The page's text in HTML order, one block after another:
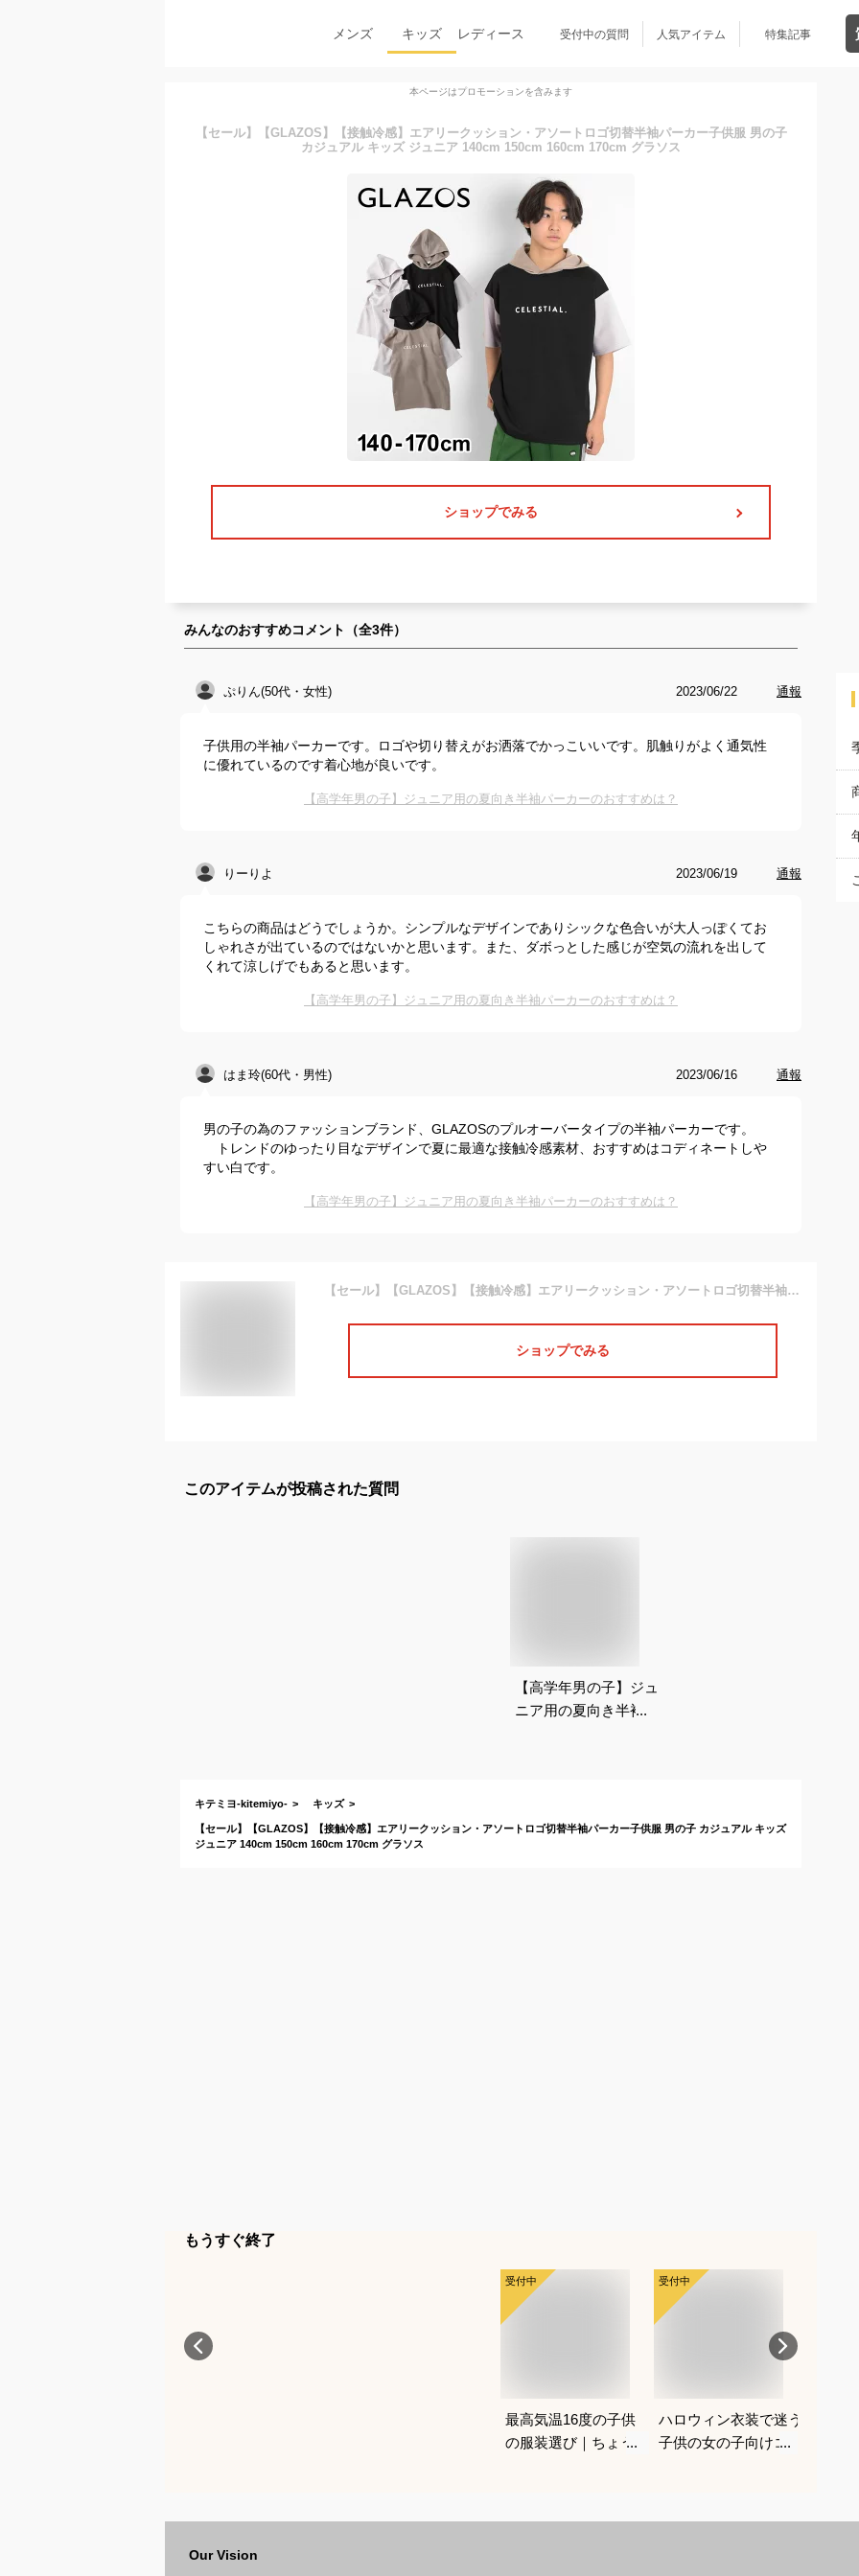
メンズ キッズ レディース 受付中の質問 人気アイテム 特集記事
本ページはプロモーションを含みます
【セール】【GLAZOS】【接触冷感】エアリークッション・アソートロゴ切替半袖パーカー子供服 男の子
カジュアル キッズ ジュニア 140cm 150cm 160cm 170cm グラソス
ショップでみる
みんなのおすすめコメント（全3件）
ぷりん(50代・女性) 2023/06/22 通報
子供用の半袖パーカーです。ロゴや切り替えがお洒落でかっこいいです。肌触りがよく通気性
に優れているのです着心地が良いです。
【高学年男の子】ジュニア用の夏向き半袖パーカーのおすすめは？
りーりよ 2023/06/19 通報
こちらの商品はどうでしょうか。シンプルなデザインでありシックな色合いが大人っぽくてお
しゃれさが出ているのではないかと思います。また、ダボっとした感じが空気の流れを出して
くれて涼しげでもあると思います。
【高学年男の子】ジュニア用の夏向き半袖パーカーのおすすめは？
はま玲(60代・男性) 2023/06/16 通報
男の子の為のファッションブランド、GLAZOSのプルオーバータイプの半袖パーカーです。
トレンドのゆったり目なデザインで夏に最適な接触冷感素材、おすすめはコディネートしや
すい白です。
【高学年男の子】ジュニア用の夏向き半袖パーカーのおすすめは？
【セール】【GLAZOS】【接触冷感】エアリークッション・アソートロゴ切替半袖パーカー子供服 男の子 カジュアル キッズ ジュニア 140cm 150cm 160cm 170cm グラソス
ショップでみる
このアイテムが投稿された質問
【高学年男の子】ジュ
ニア用の夏向き半袖パ
キテミヨ-kitemiyo- キッズ
【セール】【GLAZOS】【接触冷感】エアリークッション・アソートロゴ切替半袖パーカー子供服 男の子 カジュアル キッズ
ジュニア 140cm 150cm 160cm 170cm グラソス
もうすぐ終了
受付中
最高気温16度の子供
の服装選び｜ちょうど
受付中
ハロウィン衣装で迷う
子供の女の子向けコス
Our Vision